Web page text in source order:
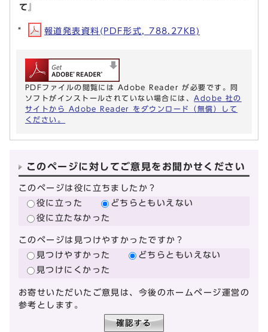
て』
報道発表資料(PDF形式, 788.27KB)
PDFファイルの閲覧には Adobe Reader が必要です。同
ソフトがインストールされていない場合には、 Adobe 社の
サイトから Adobe Reader をダウンロード（無償）して
ください。
このページに対してご意見をお聞かせください
このページは役に立ちましたか？
役に立った
どちらともいえない
役に立たなかった
このページは見つけやすかったですか？
見つけやすかった
どちらともいえない
見つけにくかった
お寄せいただいたご意見は、今後のホームページ運営の
参考とします。